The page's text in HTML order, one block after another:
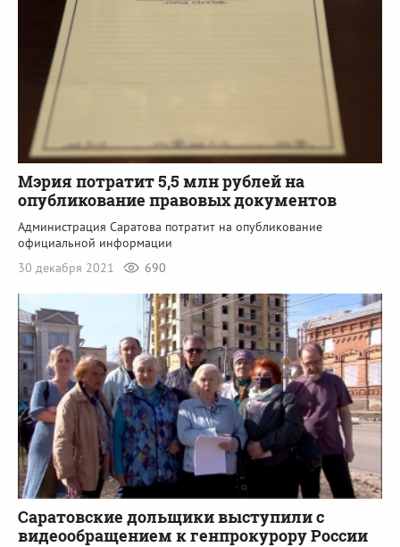
Мэрия потратит 5,5 млн рублей на
опубликование правовых документов
Администрация Саратова потратит на опубликование
официальной информации
30 декабря 2021
690
Саратовские дольщики выступили с
видеообращением к генпрокурору России